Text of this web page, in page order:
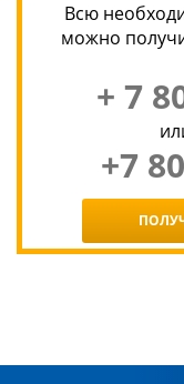
Всю
можно
+ 7
+7